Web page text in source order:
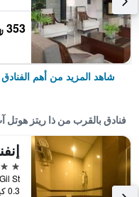
353 ﷼
شاهد المزيد من أهم
فنادق بالقرب من ذا ريتز
3 نجوم
0.3 كيلومتر عن وسط المدينة